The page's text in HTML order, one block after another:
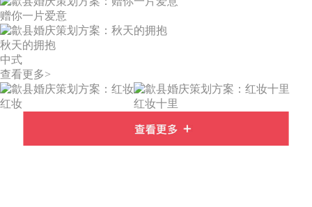
赠你一片爱意
秋天的拥抱
中式
查看更多>
红妆 红妆十里